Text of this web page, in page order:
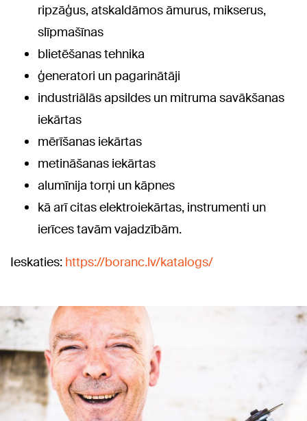
ripzāģus, atskaldāmos āmurus, mikserus,
slīpmašīnas
blietēšanas tehnika
ģeneratori un pagarinātāji
industriālās apsildes un mitruma savākšanas
iekārtas
mērīšanas iekārtas
metināšanas iekārtas
alumīnija torņi un kāpnes
kā arī citas elektroiekārtas, instrumenti un
ierīces tavām vajadzībām.
Ieskaties: https://boranc.lv/katalogs/